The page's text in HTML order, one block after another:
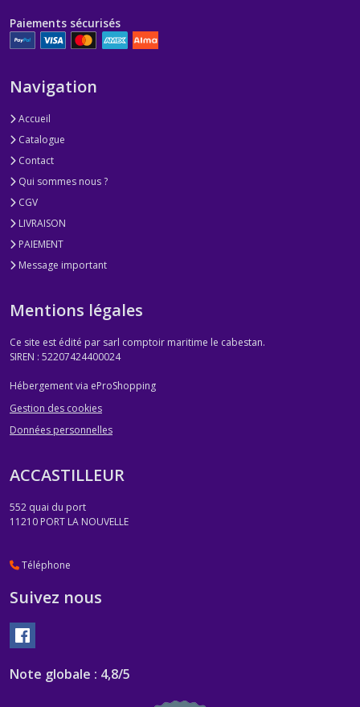
Paiements sécurisés
Navigation
Accueil
Catalogue
Contact
Qui sommes nous ?
CGV
LIVRAISON
PAIEMENT
Message important
Mentions légales
Ce site est édité par sarl comptoir maritime le cabestan.
SIREN : 52207424400024
Hébergement via eProShopping
Gestion des cookies
Données personnelles
ACCASTILLEUR
552 quai du port
11210 PORT LA NOUVELLE
Téléphone
Suivez nous
Note globale : 4,8/5